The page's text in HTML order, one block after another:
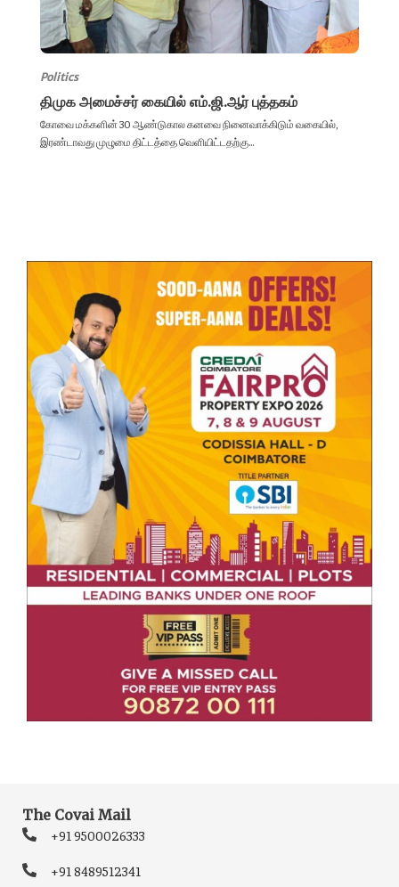
Politics
திமுக அமைச்சர் கையில் எம்.ஜி.ஆர் புத்தகம்
கோவை மக்களின் 30 ஆண்டுகால கனவை நினைவாக்கிடும் வகையில்,
இரண்டாவது முழுமை திட்டத்தை வெளியிட்டதற்கு...
The Covai Mail
+91 9500026333
+91 8489512341